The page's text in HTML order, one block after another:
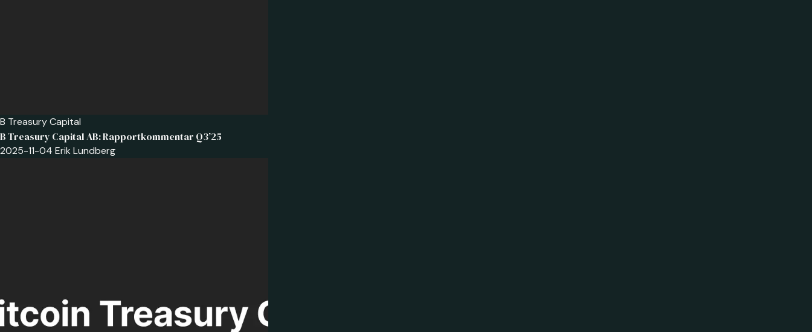
B Treasury Capital
B Treasury Capital AB: Rapportkommentar Q3’25
2025-11-04 Erik Lundberg